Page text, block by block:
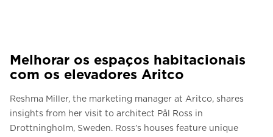
Melhorar os espaços habitacionais
com os elevadores Aritco
Reshma Miller, the marketing manager at Aritco, shares
insights from her visit to architect Pål Ross in
Drottningholm, Sweden. Ross’s houses feature unique